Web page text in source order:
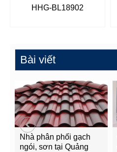
HHG-BL18902
Bài viết
Nhà phân phối gạch
ngói, sơn tại Quảng